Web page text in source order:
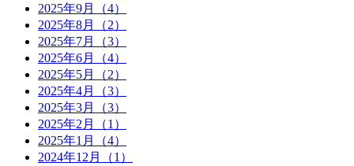
2025年9月（4）
2025年8月（2）
2025年7月（3）
2025年6月（4）
2025年5月（2）
2025年4月（3）
2025年3月（3）
2025年2月（1）
2025年1月（4）
2024年12月（1）